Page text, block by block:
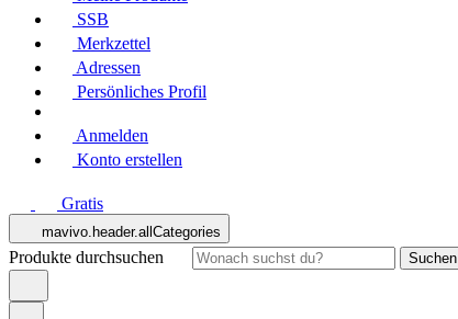
SSB
Merkzettel
Adressen
Persönliches Profil
Anmelden
Konto erstellen
Gratis
mavivo.header.allCategories
Produkte durchsuchen Suchen